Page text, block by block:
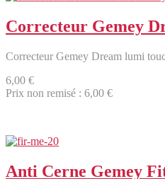
Correcteur Gemey
Correcteur Gemey Dream lumi
6,00 €
Prix non remisé : 6,00 €
Anti Cerne Gemey